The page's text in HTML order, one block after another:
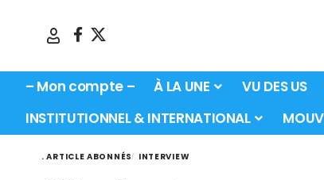
– Mon compte – À LA UNE VU DES US
INSTITUTIONNEL & INTERNATIONAL
. ARTICLE ABONNÉS INTERVIEW